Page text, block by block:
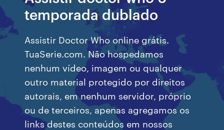
temporada dublado
Assistir Doctor Who online grátis.
TuaSerie.com. Não hospedamos
nenhum vídeo, imagem ou qualquer
outro material protegido por direitos
autorais, em nenhum servidor, próprio
ou de terceiros, apenas agregamos os
links destes conteúdos em nossos